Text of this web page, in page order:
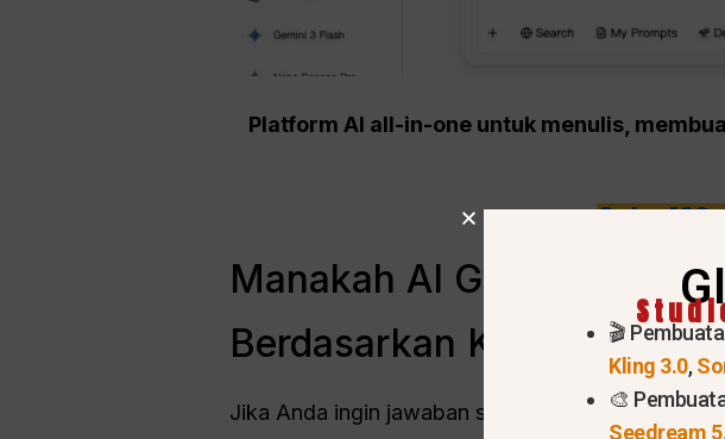
Platform AI all-in-one untuk menulis,
Coba
Manakah AI Gratis
Berdasarkan Kategori)
Jika Anda ingin jawaban singkatnya, AI gratis
🎬
Kling 3.0,
🎨
Seedream